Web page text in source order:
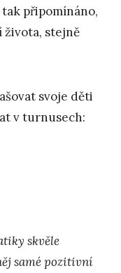
připomínáno,
života, stejně
svoje děti
v turnusech:
skvěle
samé pozitivní